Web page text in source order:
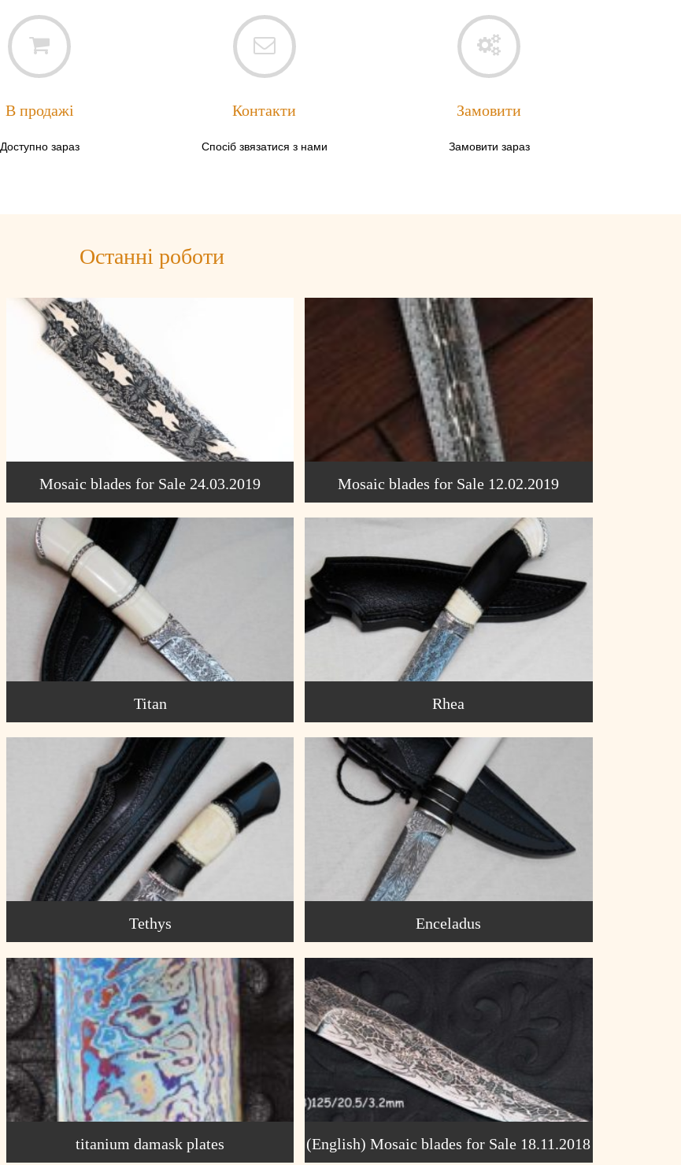
В продажі
Доступно зараз
Контакти
Спосіб звязатися з нами
Замовити
Замовити зараз
Останні роботи
Mosaic blades for Sale 24.03.2019 Mosaic blades for Sale 12.02.2019
Titan Rhea
Tethys Enceladus
titanium damask plates (English) Mosaic blades for Sale 18.11.2018